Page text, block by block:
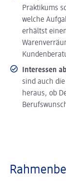
Praktikums
welche
erhältst
Interessen
sind auch
heraus, ob